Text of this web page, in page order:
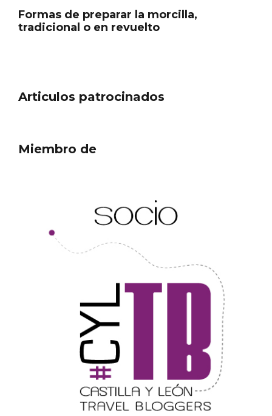
Formas de preparar la morcilla,
tradicional o en revuelto
Articulos patrocinados
Miembro de
Semana Santa en la Ribera del Duero
Itinerarios musicales en San Miguel del